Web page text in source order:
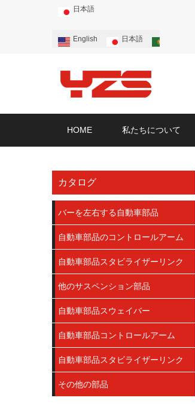
日本語
English 日本語
HOME 私たちについて
カタログ
バーを左右する自動車部品
自動車部品のコントロールアーム
自動車部品スタビライザーリンク
他のサスペンション部品
自動車部品スウェイバー
自動車部品コントロールアーム
自動車部品スタビライザーリンク
その他の部品